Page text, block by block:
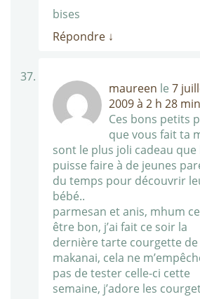
bises
Répondre ↓
maureen le 7
2009 à 2 h 28 min
Ces bons petits
que vous fait ta
sont le plus joli cadeau que
puisse faire à de jeunes
du temps pour découvrir
bébé..
parmesan et anis, mhum
être bon, j’ai fait ce soir la
dernière tarte courgette de
makanai, cela ne
pas de tester celle-ci cette
semaine, j’adore les